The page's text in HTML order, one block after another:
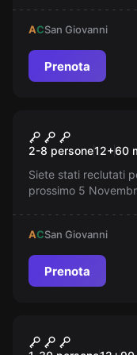
ACSan Giovanni
Prenota
Vendetta
2-8 persone12+60
Siete stati reclutati
prossimo 5
vendicarsi!
ACSan Giovanni
Prenota
Il Grande